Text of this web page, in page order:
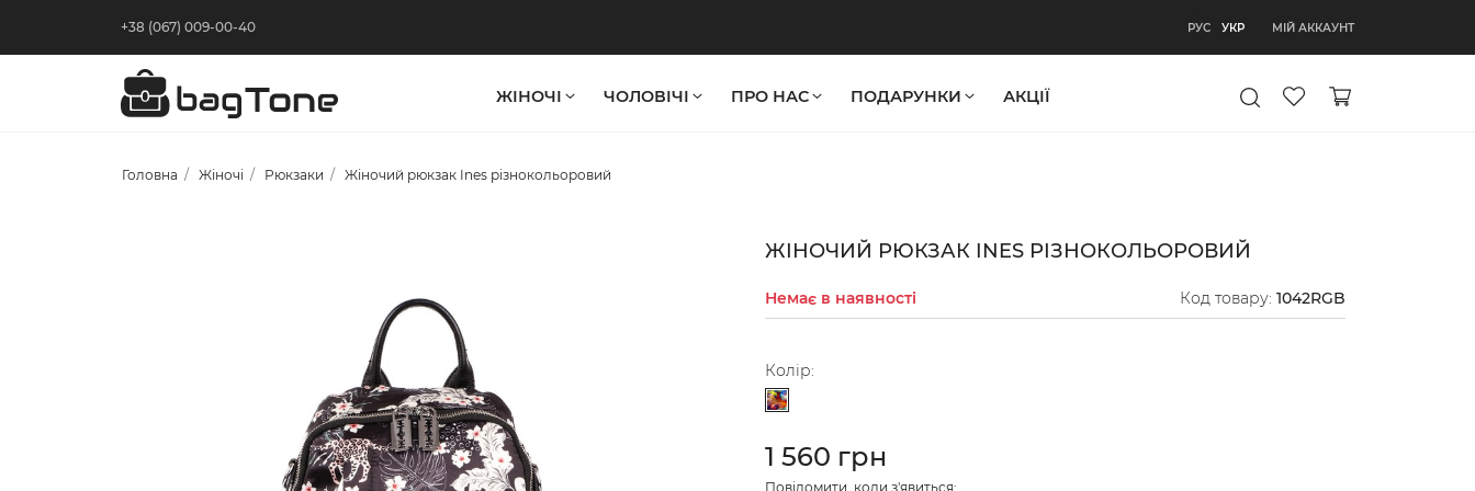
+38 (067) 009-00-40 РУС УКР МІЙ АККАУНТ
ЖІНОЧІ ЧОЛОВІЧІ АКЦІЇ
ПРО НАС ПОДАРУНКИ
Головна Жіночі Рюкзаки Жіночий рюкзак Ines різнокольоровий
ЖІНОЧИЙ РЮКЗАК INES РІЗНОКОЛЬОРОВИЙ
Немає в наявності Код товару: 1042RGB
Колір:
1 560 грн
Повідомити, коли з'явиться: